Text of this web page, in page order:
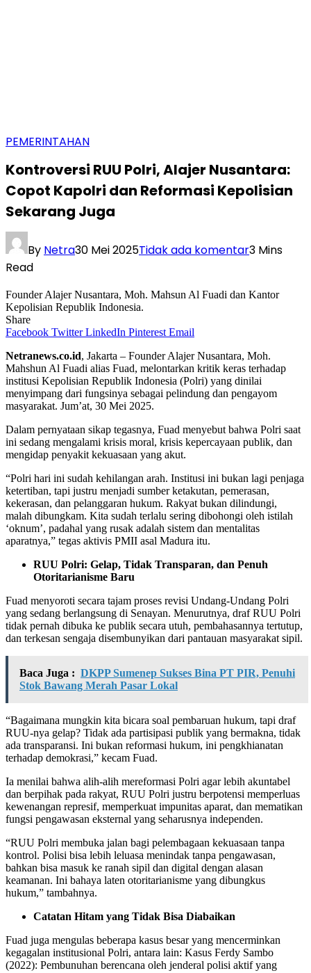
PEMERINTAHAN
Kontroversi RUU Polri, Alajer Nusantara:
Copot Kapolri dan Reformasi Kepolisian
Sekarang Juga
By Netra30 Mei 2025Tidak ada komentar3 Mins
Read
Founder Alajer Nusantara, Moh. Mahsun Al Fuadi dan Kantor
Kepolisian Republik Indonesia.
Share
Facebook Twitter LinkedIn Pinterest Email
Netranews.co.id, Jakarta – Founder Alajer Nusantara, Moh.
Mahshun Al Fuadi alias Fuad, melontarkan kritik keras terhadap
institusi Kepolisian Republik Indonesia (Polri) yang dinilai
menyimpang dari fungsinya sebagai pelindung dan pengayom
masyarakat. Jum’at, 30 Mei 2025.
Dalam pernyataan sikap tegasnya, Fuad menyebut bahwa Polri saat
ini sedang mengalami krisis moral, krisis kepercayaan publik, dan
mengidap penyakit kekuasaan yang akut.
“Polri hari ini sudah kehilangan arah. Institusi ini bukan lagi penjaga
ketertiban, tapi justru menjadi sumber ketakutan, pemerasan,
kekerasan, dan pelanggaran hukum. Rakyat bukan dilindungi,
malah dibungkam. Kita sudah terlalu sering dibohongi oleh istilah
‘oknum’, padahal yang rusak adalah sistem dan mentalitas
aparatnya,” tegas aktivis PMII asal Madura itu.
RUU Polri: Gelap, Tidak Transparan, dan Penuh
Otoritarianisme Baru
Fuad menyoroti secara tajam proses revisi Undang-Undang Polri
yang sedang berlangsung di Senayan. Menurutnya, draf RUU Polri
tidak pernah dibuka ke publik secara utuh, pembahasannya tertutup,
dan terkesan sengaja disembunyikan dari pantauan masyarakat sipil.
Baca Juga : DKPP Sumenep Sukses Bina PT PIR, Penuhi
Stok Bawang Merah Pasar Lokal
“Bagaimana mungkin kita bicara soal pembaruan hukum, tapi draf
RUU-nya gelap? Tidak ada partisipasi publik yang bermakna, tidak
ada transparansi. Ini bukan reformasi hukum, ini pengkhianatan
terhadap demokrasi,” kecam Fuad.
Ia menilai bahwa alih-alih mereformasi Polri agar lebih akuntabel
dan berpihak pada rakyat, RUU Polri justru berpotensi memperluas
kewenangan represif, memperkuat impunitas aparat, dan mematikan
fungsi pengawasan eksternal yang seharusnya independen.
“RUU Polri membuka jalan bagi pelembagaan kekuasaan tanpa
kontrol. Polisi bisa lebih leluasa menindak tanpa pengawasan,
bahkan bisa masuk ke ranah sipil dan digital dengan alasan
keamanan. Ini bahaya laten otoritarianisme yang dibungkus
hukum,” tambahnya.
Catatan Hitam yang Tidak Bisa Diabaikan
Fuad juga mengulas beberapa kasus besar yang mencerminkan
kegagalan institusional Polri, antara lain: Kasus Ferdy Sambo
(2022): Pembunuhan berencana oleh jenderal polisi aktif yang